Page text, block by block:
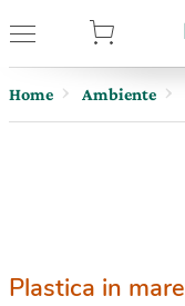
Home Ambiente
Plastica in mare